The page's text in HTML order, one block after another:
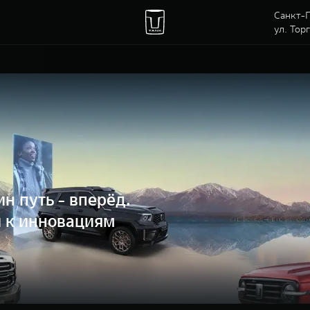
Санкт-
ул.
путь - вперёд.
к инновациям